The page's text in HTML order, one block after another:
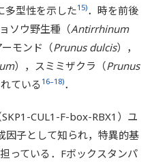
多型性を示した15)．時を前後
ソウ野生種（Antirrhinum
モンド（Prunus dulcis），
），スミミザクラ（Prunus
ている 16–18)．
CUL1-F-box-RBX1）ユ
因子として知られ，特異的基
っている．Fボックスタンパ